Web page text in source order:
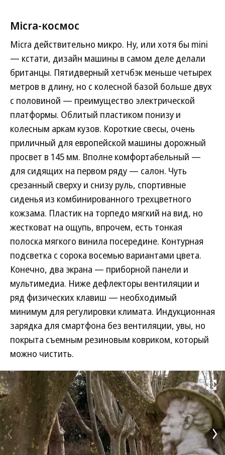
Micra-космос
Micra действительно микро. Ну, или хотя бы mini
— кстати, дизайн машины в самом деле делали
британцы. Пятидверный хетчбэк меньше четырех
метров в длину, но с колесной базой больше двух
с половиной — преимущество электрической
платформы. Облитый пластиком понизу и
колесным аркам кузов. Короткие свесы, очень
приличный для европейской машины дорожный
просвет в 145 мм. Вполне комфортабельный —
для сидящих на первом ряду — салон. Чуть
срезанный сверху и снизу руль, спортивные
сиденья из комбинированного трехцветного
кожзама. Пластик на торпедо мягкий на вид, но
жестковат на ощупь, впрочем, есть тонкая
полоска мягкого винила посередине. Контурная
подсветка с сорока восемью вариантами цвета.
Конечно, два экрана — приборной панели и
мультимедиа. Ниже дефлекторы вентиляции и
ряд физических клавиш — необходимый
минимум для регулировки климата. Индукционная
зарядка для смартфона без вентиляции, увы, но
покрыта съемным резиновым ковриком, который
можно чистить.
Развернуть